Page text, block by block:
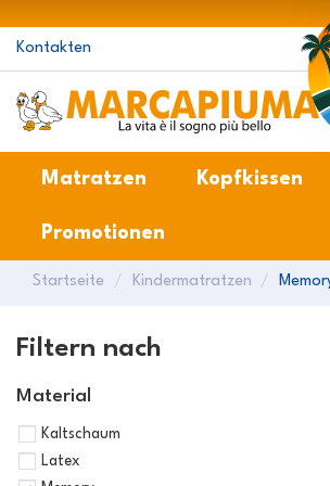
Kontakten
Matratzen Kopfkissen
Promotionen
Startseite Kindermatratzen
Filtern nach
Material
Kaltschaum
Latex